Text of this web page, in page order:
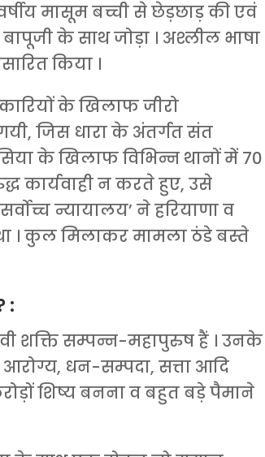
मासूम बच्ची से छेड़छाड़ की एवं
के साथ जोड़ा । अश्लील भाषा
किया ।
के खिलाफ जीरो
जिस धारा के अंतर्गत संत
के खिलाफ विभिन्न थानों में 70
कार्यवाही न करते हुए, उसे
न्यायालय’ ने हरियाणा व
। कुल मिलाकर मामला ठंडे बस्ते
:
शक्ति सम्पन्न-महापुरुष हैं । उनके
आरोग्य, धन-सम्पदा, सत्ता आदि
शिष्य बनना व बहुत बड़े पैमाने